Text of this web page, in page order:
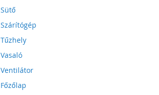
Sütő
Szárítógép
Tűzhely
Vasaló
Ventilátor
Főzőlap